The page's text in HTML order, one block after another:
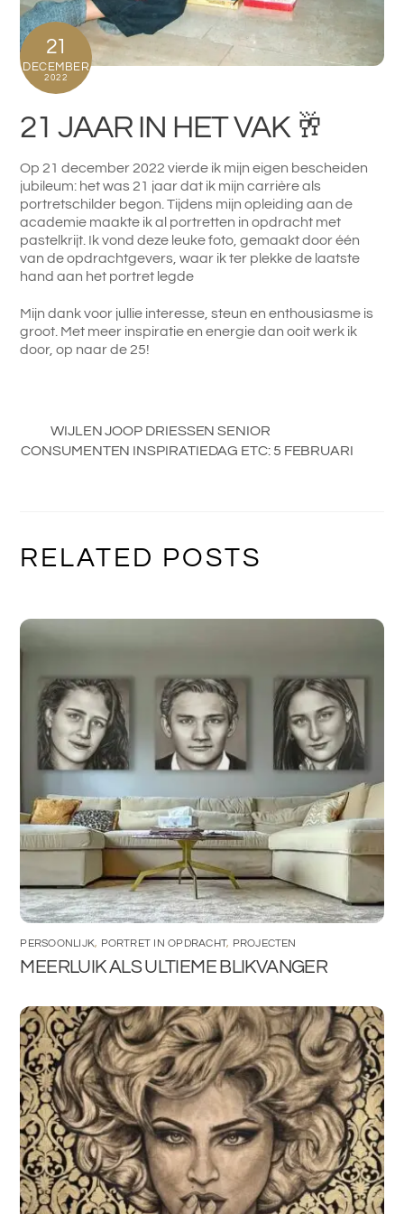
21
DECEMBER
2022
21 JAAR IN HET VAK 🥂
Op 21 december 2022 vierde ik mijn eigen bescheiden
jubileum: het was 21 jaar dat ik mijn carrière als
portretschilder begon. Tijdens mijn opleiding aan de
academie maakte ik al portretten in opdracht met
pastelkrijt. Ik vond deze leuke foto, gemaakt door één
van de opdrachtgevers, waar ik ter plekke de laatste
hand aan het portret legde
Mijn dank voor jullie interesse, steun en enthousiasme is
groot. Met meer inspiratie en energie dan ooit werk ik
door, op naar de 25!
WIJLEN JOOP DRIESSEN SENIOR
CONSUMENTEN INSPIRATIEDAG ETC: 5 FEBRUARI
RELATED POSTS
PERSOONLIJK, PORTRET IN OPDRACHT, PROJECTEN
MEERLUIK ALS ULTIEME BLIKVANGER